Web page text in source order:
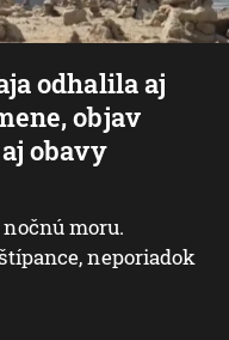
odhalila aj
objav
obavy
moru.
neporiadok